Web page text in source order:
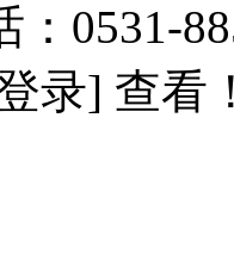
0531-
录] 查看